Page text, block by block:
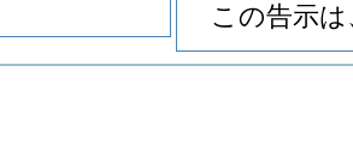
この告示